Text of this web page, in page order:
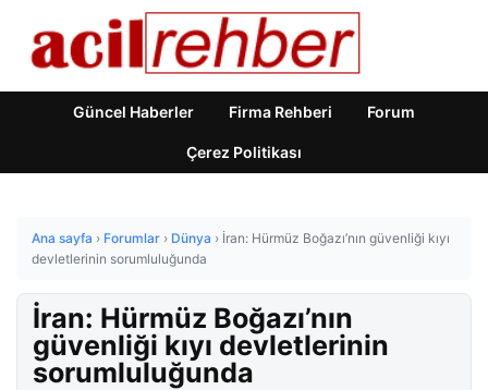
Güncel Haberler Firma Rehberi Forum
Çerez Politikası
Ana sayfa › Forumlar › Dünya › İran: Hürmüz Boğazı’nın güvenliği kıyı
devletlerinin sorumluluğunda
İran: Hürmüz Boğazı’nın
güvenliği kıyı devletlerinin
sorumluluğunda